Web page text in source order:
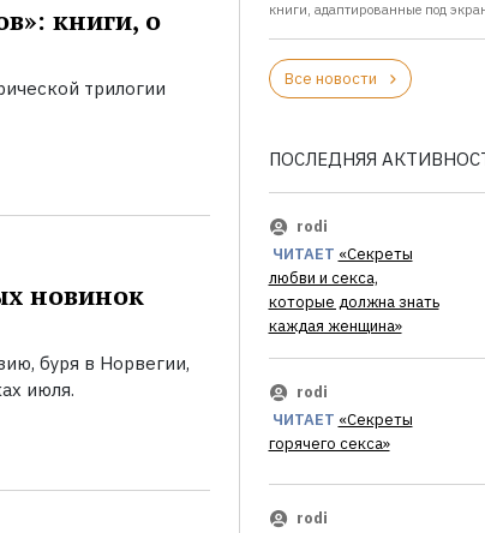
книги, о
трилогии
новинок
буря в Норвегии,
июля.
книги, адаптированные под
Все новости
ПОСЛЕДНЯЯ
rodi
ЧИТАЕТ «Секреты
любви и секса,
которые должна знать
каждая женщина»
rodi
ЧИТАЕТ «Секреты
горячего секса»
rodi